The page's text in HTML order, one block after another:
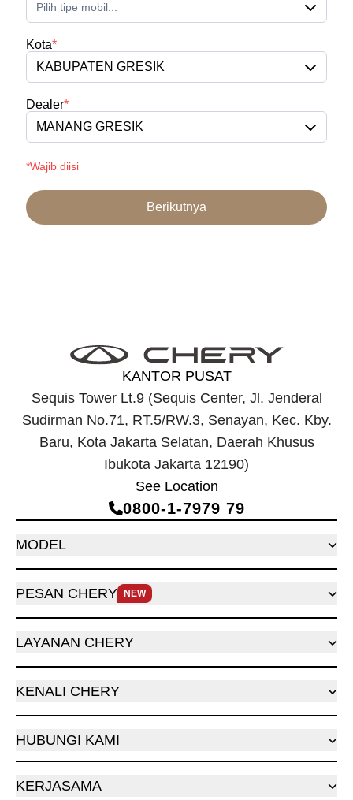
Pilih tipe mobil...
Kota*
KABUPATEN GRESIK
Dealer*
MANANG GRESIK
*Wajib diisi
Berikutnya
KANTOR PUSAT
Sequis Tower Lt.9 (Sequis Center, Jl. Jenderal
Sudirman No.71, RT.5/RW.3, Senayan, Kec. Kby.
Baru, Kota Jakarta Selatan, Daerah Khusus
Ibukota Jakarta 12190)
See Location
0800‑1‑7979 79
MODEL
PESAN CHERY NEW
LAYANAN CHERY
KENALI CHERY
HUBUNGI KAMI
KERJASAMA